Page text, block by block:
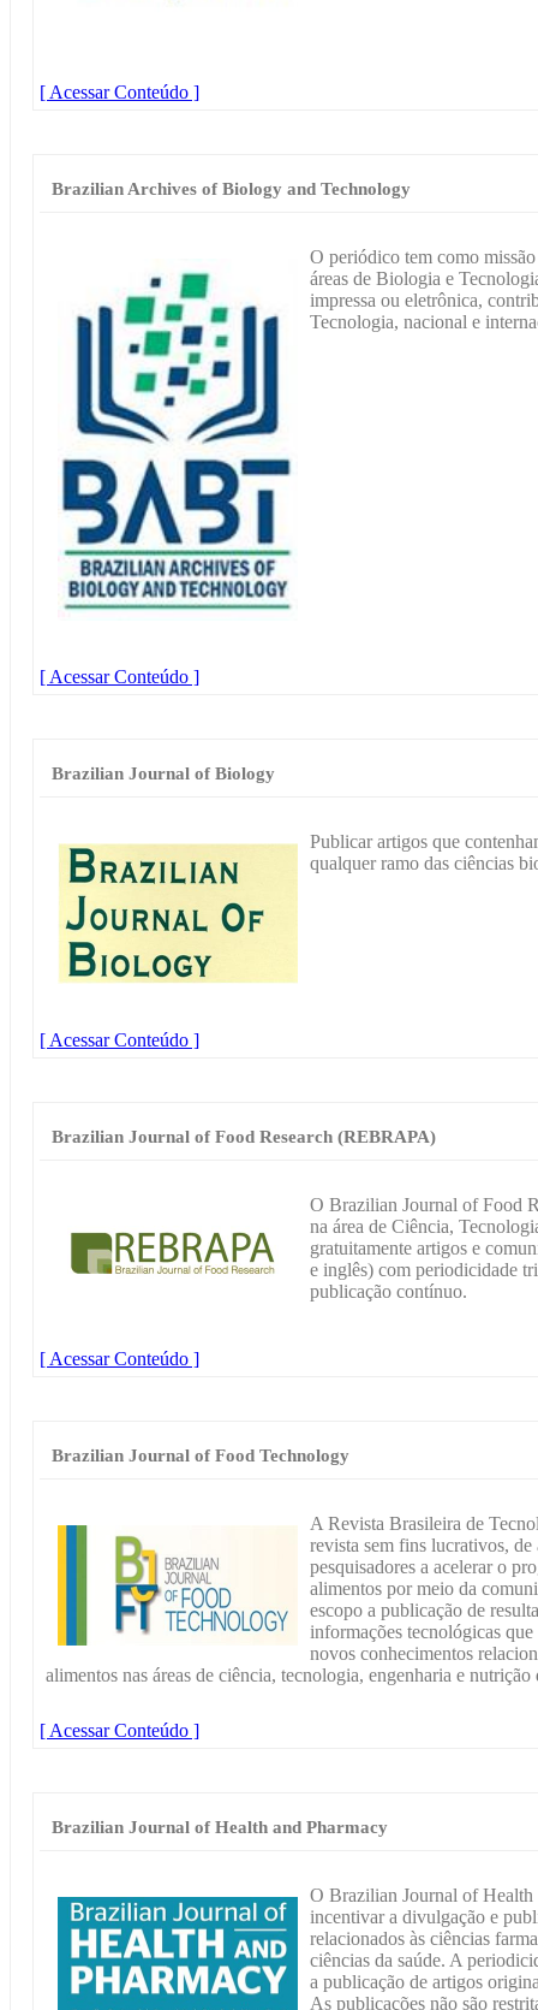
[ Acessar Conteúdo ]
Brazilian Archives of Biology and Technology
O periódico tem como
áreas de Biologia e
impressa ou eletrônica,
Tecnologia, nacional e
[ Acessar Conteúdo ]
Brazilian Journal of Biology
Publicar artigos que
qualquer ramo das ciências
[ Acessar Conteúdo ]
Brazilian Journal of Food Research (REBRAPA)
O Brazilian Journal of Food
na área de Ciência,
gratuitamente artigos e
e inglês) com periodicidade
publicação contínuo.
[ Acessar Conteúdo ]
Brazilian Journal of Food Technology
A Revista Brasileira de
revista sem fins lucrativos, de
pesquisadores a acelerar o
alimentos por meio da
escopo a publicação de
informações tecnológicas
novos conhecimentos
alimentos nas áreas de ciência, tecnologia, engenharia e
[ Acessar Conteúdo ]
Brazilian Journal of Health and Pharmacy
O Brazilian Journal of Health
incentivar a divulgação e
relacionados às ciências
ciências da saúde. A
a publicação de artigos
As publicações não são